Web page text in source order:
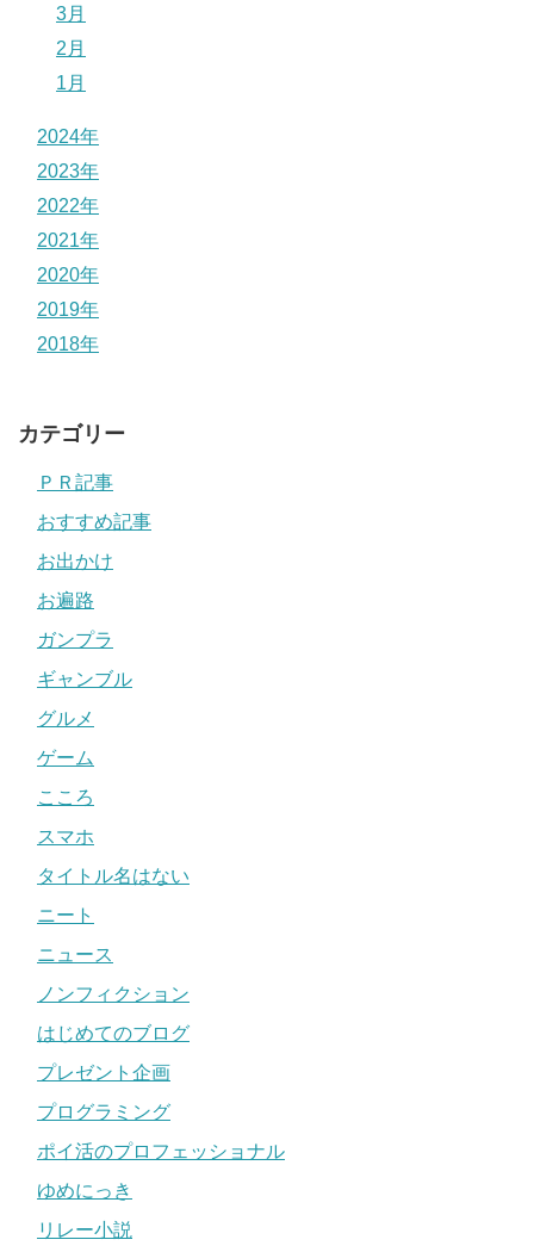
3月
2月
1月
2024年
2023年
2022年
2021年
2020年
2019年
2018年
カテゴリー
ＰＲ記事
おすすめ記事
お出かけ
お遍路
ガンプラ
ギャンブル
グルメ
ゲーム
こころ
スマホ
タイトル名はない
ニート
ニュース
ノンフィクション
はじめてのブログ
プレゼント企画
プログラミング
ポイ活のプロフェッショナル
ゆめにっき
リレー小説